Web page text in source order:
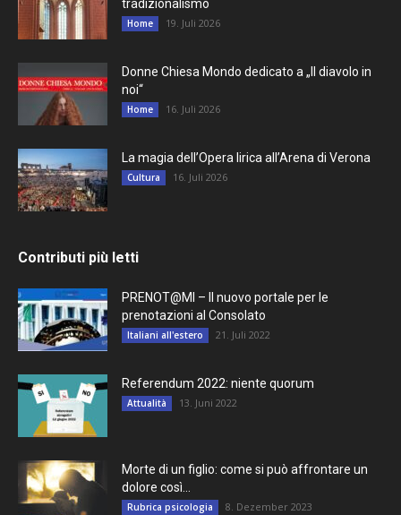
tradizionalismo
Home 19. Juli 2026
Donne Chiesa Mondo dedicato a „Il diavolo in
noi“
Home 16. Juli 2026
La magia dell’Opera lirica all’Arena di Verona
Cultura 16. Juli 2026
Contributi più letti
PRENOT@MI – Il nuovo portale per le
prenotazioni al Consolato
Italiani all'estero 21. Juli 2022
Referendum 2022: niente quorum
Attualità 13. Juni 2022
Morte di un figlio: come si può affrontare un
dolore così...
Rubrica psicologia 8. Dezember 2023